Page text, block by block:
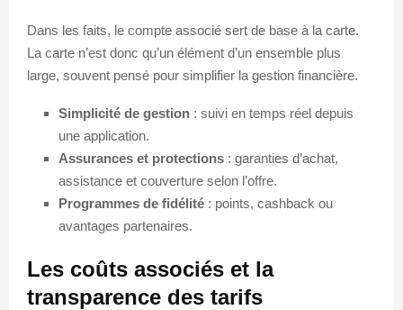
Dans les faits, le compte associé sert de base à la carte.
La carte n’est donc qu’un élément d’un ensemble plus
large, souvent pensé pour simplifier la gestion financière.
Simplicité de gestion : suivi en temps réel depuis
une application.
Assurances et protections : garanties d’achat,
assistance et couverture selon l’offre.
Programmes de fidélité : points, cashback ou
avantages partenaires.
Les coûts associés et la
transparence des tarifs